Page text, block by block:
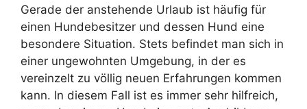
Gerade der anstehende Urlaub ist häufig für
einen Hundebesitzer und dessen Hund eine
besondere Situation. Stets befindet man sich in
einer ungewohnten Umgebung, in der es
vereinzelt zu völlig neuen Erfahrungen kommen
kann. In diesem Fall ist es immer sehr hilfreich,